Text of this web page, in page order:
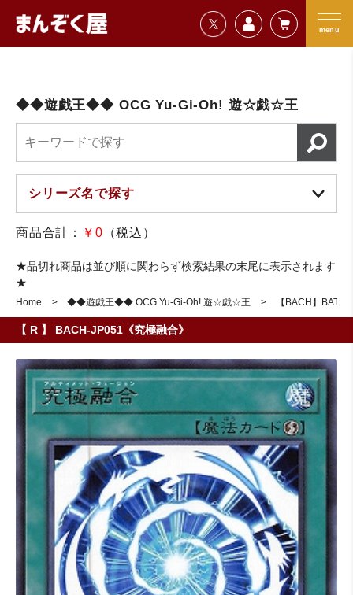
=================================
menu
まんぞく屋 格安TCG通販
◆◆遊戯王◆◆ OCG Yu-Gi-Oh! 遊☆戯☆王
商品合計： ￥0 （税込）
★品切れ商品は並び順に関わらず検索結果の末尾に表示されます
★
Home ◆◆遊戯王◆◆ OCG Yu-Gi-Oh! 遊☆戯☆王 【BACH】
【 R 】 BACH-JP051《究極融合》